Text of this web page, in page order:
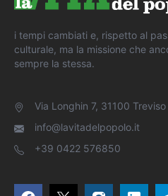
i tempi cambiati e, rispetto al
culturale, ma la missione che
sempre la stessa.
Via Longhin 7, 31100 Treviso
info@lavitadelpopolo.it
+39 0422 576850